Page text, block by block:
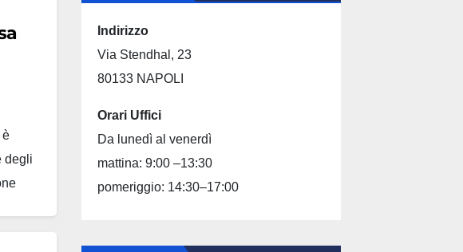
è
degli
Indirizzo
Via Stendhal, 23
80133 NAPOLI
Orari Uffici
Da lunedì al venerdì
mattina: 9:00 –13:30
pomeriggio: 14:30–17:00